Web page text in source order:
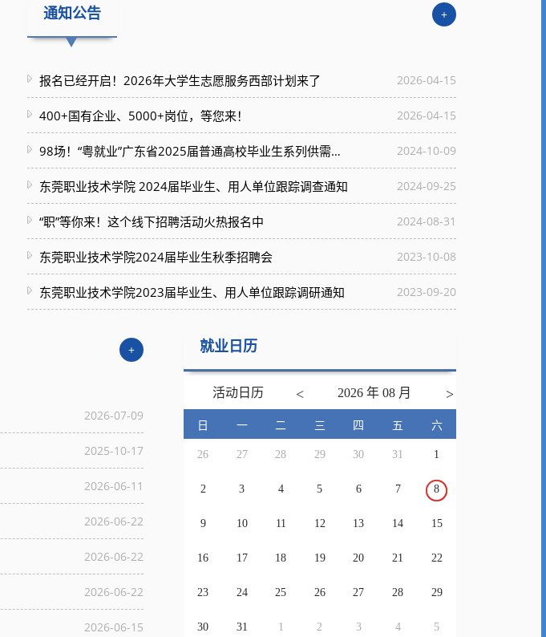
通知公告 +
报名已经开启！2026年大学生志愿服务西部计划来了 2026-04-15
400+国有企业、5000+岗位，等您来！ 2026-04-15
98场！“粤就业”广东省2025届普通高校毕业生系列供需对接活动来啦 2024-10-09
东莞职业技术学院 2024届毕业生、用人单位跟踪调查通知 2024-09-25
“职”等你来！这个线下招聘活动火热报名中 2024-08-31
东莞职业技术学院2024届毕业生秋季招聘会 2023-10-08
东莞职业技术学院2023届毕业生、用人单位跟踪调研通知 2023-09-20
+
2026-07-09
2025-10-17
2026-06-11
2026-06-22
2026-06-22
2026-06-22
2026-06-15
就业日历
活动日历 < 2026 年 08 月 >
日 一 二 三 四 五 六
26 27 28 29 30 31 1
2 3 4 5 6 7 8
9 10 11 12 13 14 15
16 17 18 19 20 21 22
23 24 25 26 27 28 29
30 31 1 2 3 4 5